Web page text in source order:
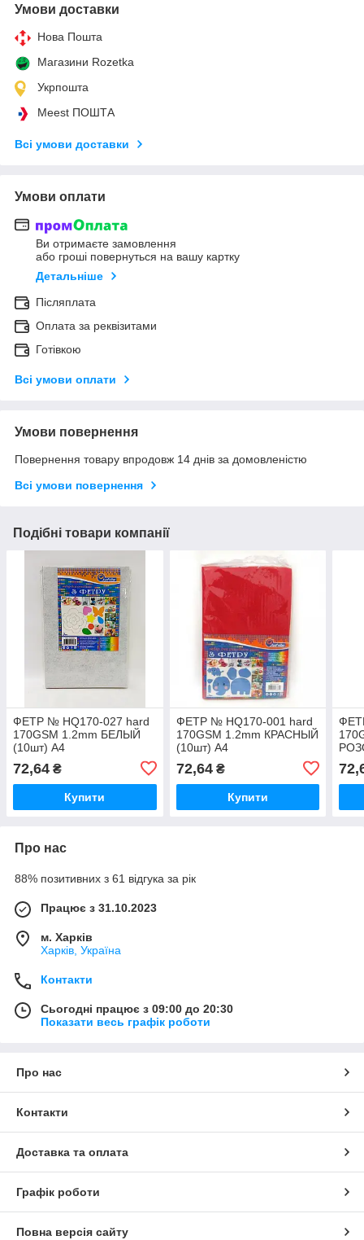
Умови доставки
Нова Пошта
Магазини Rozetka
Укрпошта
Meest ПОШТА
Всі умови доставки
Умови оплати
Ви отримаєте замовлення
або гроші повернуться на вашу картку
Детальніше
Післяплата
Оплата за реквізитами
Готівкою
Всі умови оплати
Умови повернення
Повернення товару впродовж 14 днів за домовленістю
Всі умови повернення
Подібні товари компанії
ФЕТР № HQ170-027 hard
170GSM 1.2mm БЕЛЫЙ
(10шт) А4
72,64 ₴
Купити
ФЕТР № HQ170-001 hard
170GSM 1.2mm КРАСНЫЙ
(10шт) А4
72,64₴
Купити
Про нас
88% позитивних з 61 відгука за рік
Працює з 31.10.2023
м. Харків
Харків, Україна
Контакти
Сьогодні працює з 09:00 до 20:30
Показати весь графік роботи
Про нас
Контакти
Доставка та оплата
Графік роботи
Повна версія сайту